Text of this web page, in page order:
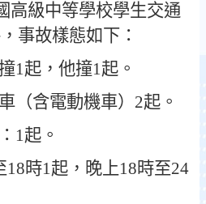
高級中等學校學生交通
事故樣態如下：
1起，他撞1起。
（含電動機車）2起。
1起。
時1起，晚上18時至24